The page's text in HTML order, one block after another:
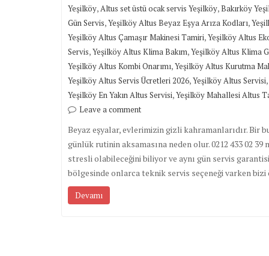
Yeşilköy,Altus set üstü ocak servis Yeşilköy,Bakırköy
Gün Servis,Yeşilköy Altus Beyaz Eşya Arıza Kodları,
Yeşilköy Altus Çamaşır Makinesi Tamiri,Yeşilköy Altus
Servis,Yeşilköy Altus Klima Bakım,Yeşilköy Altus Klima
Yeşilköy Altus Kombi Onarımı,Yeşilköy Altus Kurutma
Yeşilköy Altus Servis Ücretleri 2026,Yeşilköy Altus Servisi,
Yeşilköy En Yakın Altus Servisi,Yeşilköy Mahallesi Altus
Leave a comment
Beyaz eşyalar, evlerimizin gizli kahramanlarıdır. Bir
günlük rutinin aksamasına neden olur. 0212 433 02
stresli olabileceğini biliyor ve aynı gün servis
bölgesinde onlarca teknik servis seçeneği varken
Devamı